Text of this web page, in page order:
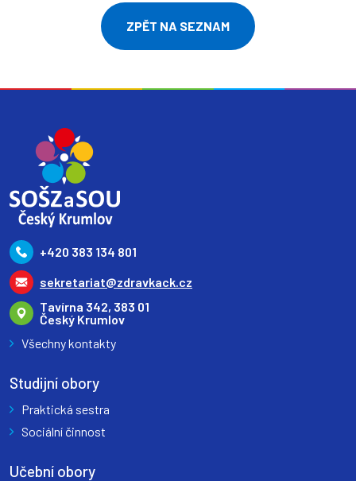
ZPĚT NA SEZNAM
+420 383 134 801
sekretariat@zdravkack.cz
Tavírna 342, 383 01
Český Krumlov
Všechny kontakty
Studijní obory
Praktická sestra
Sociální činnost
Učební obory